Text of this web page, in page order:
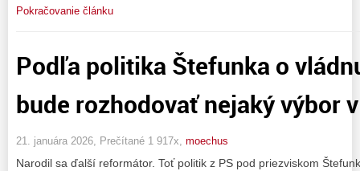
Pokračovanie článku
Podľa politika Štefunka o
bude rozhodovať nejaký výbor
21. januára 2026, Prečítané 1 917x, moechus
Narodil sa ďalší reformátor. Toť politik z PS pod priezviskom